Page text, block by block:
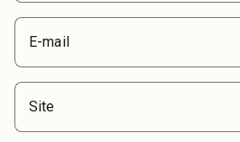
E-mail
Site